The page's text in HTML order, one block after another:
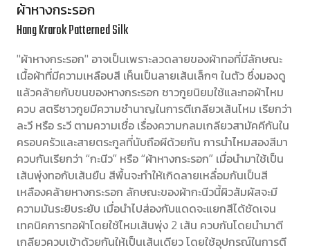
ผ้าหางกระรอก
Hang Krarok Patterned Silk
"ผ้าหางกระรอก" อาจเป็นเพราะลวดลายของผ้าทอที่มีลักษณะ
เนื้อผ้าที่มีความเหลือบสี เห็นเป็นลายเส้นเล็กๆ ในตัว ซึ่งมองดู
แล้วคล้ายกับขนของหางกระรอก ชาวกูยนิยมใช้และทอผ้าไหม
ควบ สตรีชาวกูยมีความชำนาญในการตีเกลียวเส้นไหม เรียกว่า
ละวี หรือ ระวี ตามความเชื่อ เรื่องความกลมเกลียวสามัคคีกันใน
ครอบครัวและสายตระกูลที่นับถือผีด้วยกัน การนำไหมสองสีมา
ควบกันเรียกว่า “กะนีว” หรือ “ผ้าหางกระรอก” เมื่อนำมาใช้เป็น
เส้นพุ่งทอกับเส้นยืน สีพื้นจะทำให้เกิดลายเหลื่อมกันเป็นสี
เหลืองคล้ายหางกระรอก ลักษณะของผ้ากะนีวนี้ผิวสัมผัสจะมี
ความมันระยิบระยับ เมื่อนำไปส่องกับแดดจะแยกสีได้ชัดเจน
เทคนิคการทอผ้าโดยใช้ไหมเส้นพุ่ง 2 เส้น ควบกันโดยนำมาตี
เกลียวควบเข้าด้วยกันให้เป็นเส้นเดียว โดยใช้อุปกรณ์ในการตี